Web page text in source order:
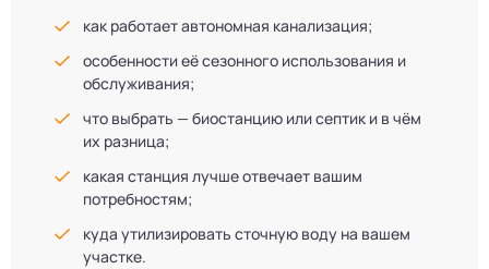
как работает автономная канализация;
особенности её сезонного использования и
обслуживания;
что выбрать — биостанцию или септик и в чём
их разница;
какая станция лучше отвечает вашим
потребностям;
куда утилизировать сточную воду на вашем
участке.